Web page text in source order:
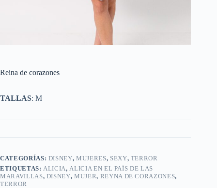
Reina de corazones
TALLAS: M
CATEGORÍAS: DISNEY,MUJERES, SEXY, TERROR
ETIQUETAS: ALICIA, ALICIA EN EL PAÍS DE LAS
MARAVILLAS, DISNEY,MUJER, REYNA DE CORAZONES,
TERROR